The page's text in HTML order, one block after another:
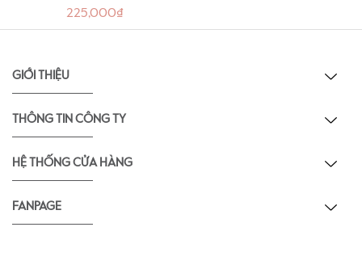
225,000₫
GIỚI THIỆU
THÔNG TIN CÔNG TY
HỆ THỐNG CỬA HÀNG
FANPAGE